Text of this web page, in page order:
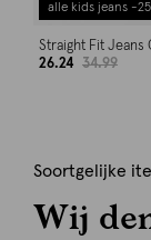
alle kids jeans -
Straight Fit Jeans
26.24
34.99
Soortgelijke
Wij